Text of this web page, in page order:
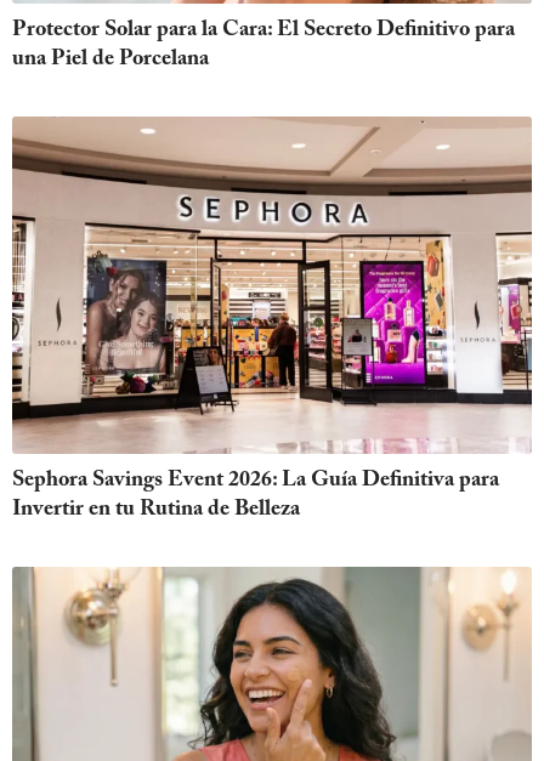
Protector Solar para la Cara: El Secreto Definitivo para
una Piel de Porcelana
Sephora Savings Event 2026: La Guía Definitiva para
Invertir en tu Rutina de Belleza